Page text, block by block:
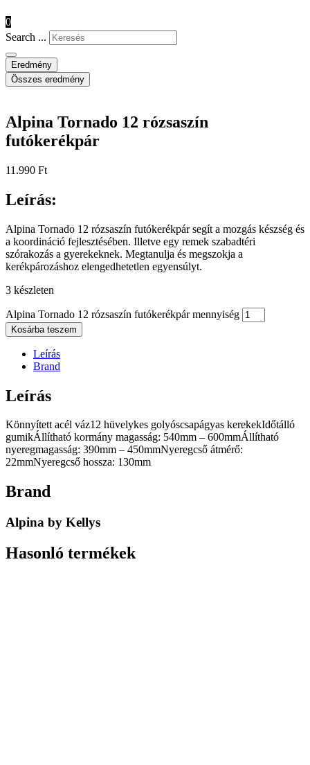
0
Search ...
Eredmény
Összes eredmény
Alpina Tornado 12 rózsaszín
futókerékpár
11.990 Ft
Leírás:
Alpina Tornado 12 rózsaszín futókerékpár segít a mozgás készség és
a koordináció fejlesztésében. Illetve egy remek szabadtéri
szórakozás a gyerekeknek. Megtanulja és megszokja a
kerékpározáshoz elengedhetetlen egyensúlyt.
3 készleten
Alpina Tornado 12 rózsaszín futókerékpár mennyiség
Kosárba teszem
Leírás
Brand
Leírás
Könnyített acél váz12 hüvelykes golyóscsapágyas kerekekIdőtálló
gumikÁllítható kormány magasság: 540mm – 600mmÁllítható
nyeregmagasság: 390mm – 450mmNyeregcső átmérő:
22mmNyeregcső hossza: 130mm
Brand
Alpina by Kellys
Hasonló termékek